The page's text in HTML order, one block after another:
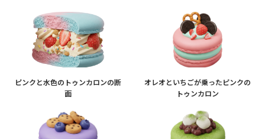
ピンクと水色のトゥンカロンの断
面
オレオといちごが乗ったピンクの
トゥンカロン